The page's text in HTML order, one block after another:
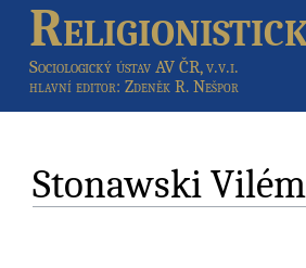
Sociologický ústav AV ČR, v.v.i.
hlavní editor: Zdeněk R. Nešpor
Stonawski Vilém